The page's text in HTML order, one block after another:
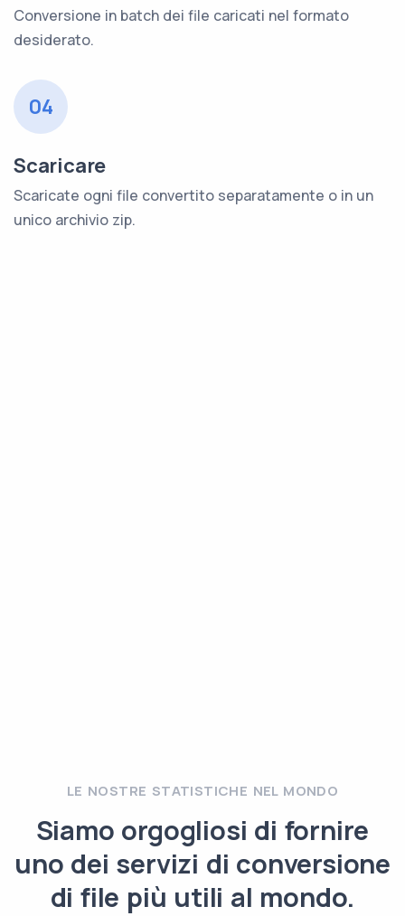
Conversione in batch dei file caricati nel formato
desiderato.
04
Scaricare
Scaricate ogni file convertito separatamente o in un
unico archivio zip.
LE NOSTRE STATISTICHE NEL MONDO
Siamo orgogliosi di fornire
uno dei servizi di conversione
di file più utili al mondo.